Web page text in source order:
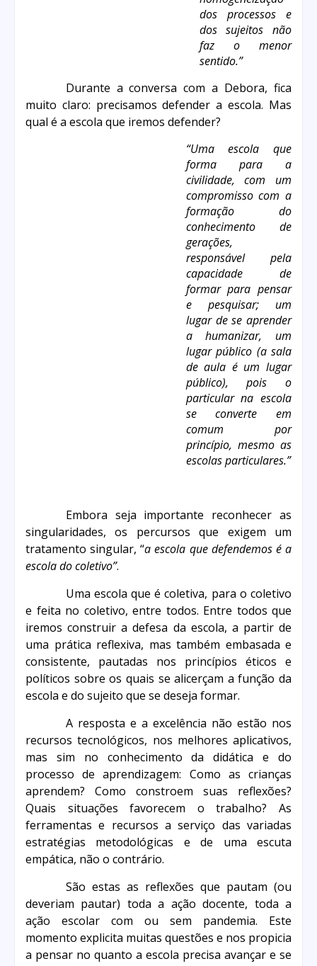
dos processos e
dos sujeitos não
faz o menor
sentido.”
Durante a conversa com a Debora, fica
muito claro: precisamos defender a escola. Mas
qual é a escola que iremos defender?
“Uma escola que
forma para a
civilidade, com um
compromisso com a
formação do
conhecimento de
gerações,
responsável pela
capacidade de
formar para pensar
e pesquisar; um
lugar de se aprender
a humanizar, um
lugar público (a sala
de aula é um lugar
público), pois o
particular na escola
se converte em
comum por
princípio, mesmo as
escolas particulares.”
Embora seja importante reconhecer as
singularidades, os percursos que exigem um
tratamento singular, “a escola que defendemos é a
escola do coletivo”.
Uma escola que é coletiva, para o coletivo
e feita no coletivo, entre todos. Entre todos que
iremos construir a defesa da escola, a partir de
uma prática reflexiva, mas também embasada e
consistente, pautadas nos princípios éticos e
políticos sobre os quais se alicerçam a função da
escola e do sujeito que se deseja formar.
A resposta e a excelência não estão nos
recursos tecnológicos, nos melhores aplicativos,
mas sim no conhecimento da didática e do
processo de aprendizagem: Como as crianças
aprendem? Como constroem suas reflexões?
Quais situações favorecem o trabalho? As
ferramentas e recursos a serviço das variadas
estratégias metodológicas e de uma escuta
empática, não o contrário.
São estas as reflexões que pautam (ou
deveriam pautar) toda a ação docente, toda a
ação escolar com ou sem pandemia. Este
momento explicita muitas questões e nos propicia
a pensar no quanto a escola precisa avançar e se